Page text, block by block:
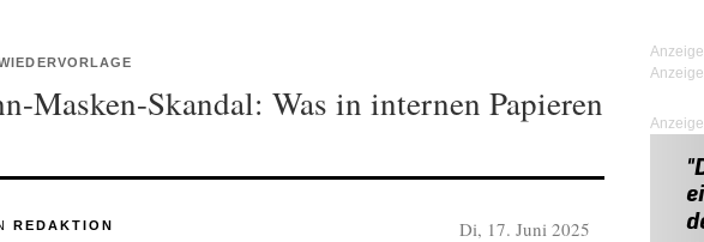
Masken-Skandal: Was in internen Papieren
REDAKTION Di, 17. Juni 2025
Anzeige